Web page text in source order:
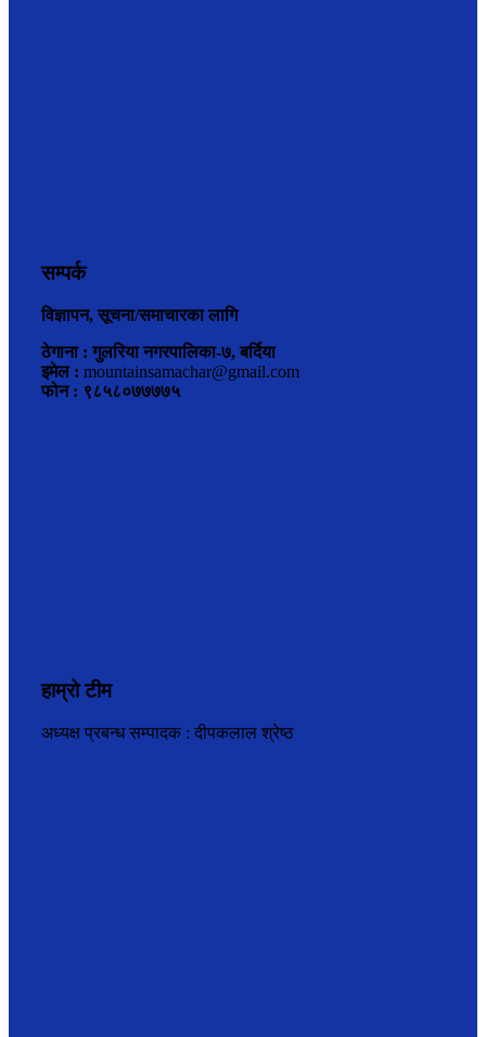
सम्पर्क
विज्ञापन, सूचना/समाचारका लागि
ठेगाना : गुलरिया नगरपालिका-७, बर्दिया
इमेल : mountainsamachar@gmail.com
फोन : ९८५८०७७७७५
हाम्रो टीम
अध्यक्ष प्रबन्ध सम्पादक : दीपकलाल श्रेष्ठ